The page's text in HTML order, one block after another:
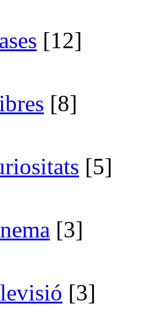
[12]
[8]
[5]
[3]
[3]